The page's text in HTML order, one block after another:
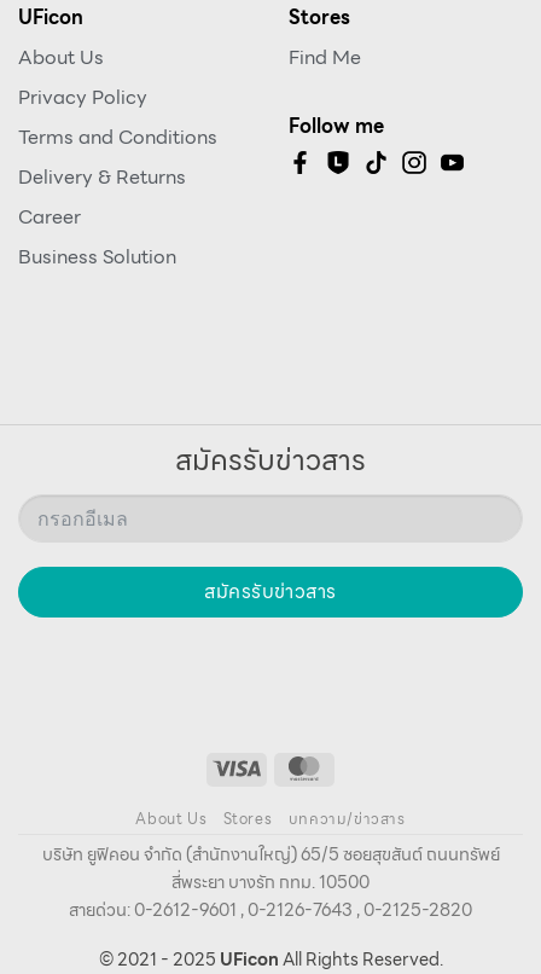
UFicon
About Us
Privacy Policy
Terms and Conditions
Delivery & Returns
Career
Business Solution
Stores
Find Me
Follow me
สมัครรับข่าวสาร
สมัครรับข่าวสาร
About Us Stores บทความ/ข่าวสาร
บริษัท ยูฟิคอน จํากัด (สํานักงานใหญ่) 65/5 ซอยสุขสันต์ ถนนทรัพย์
สี่พระยา บางรัก กทม. 10500
สายด่วน: 0-2612-9601 , 0-2126-7643 , 0-2125-2820
© 2021 - 2025 UFiconAll Rights Reserved.